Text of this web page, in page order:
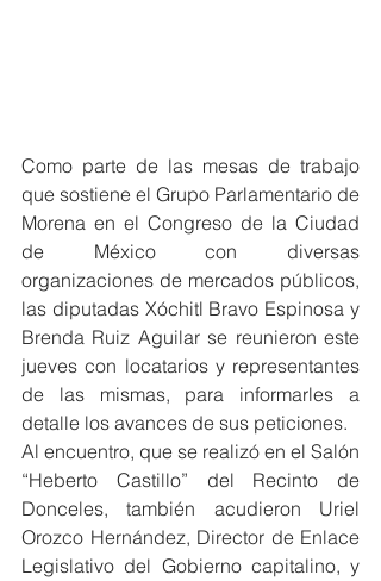
Como parte de las mesas de trabajo
que sostiene el Grupo Parlamentario de
Morena en el Congreso de la Ciudad
de México con diversas
organizaciones de mercados públicos,
las diputadas Xóchitl Bravo Espinosa y
Brenda Ruiz Aguilar se reunieron este
jueves con locatarios y representantes
de las mismas, para informarles a
detalle los avances de sus peticiones.
Al encuentro, que se realizó en el Salón
“Heberto Castillo” del Recinto de
Donceles, también acudieron Uriel
Orozco Hernández, Director de Enlace
Legislativo del Gobierno capitalino, y